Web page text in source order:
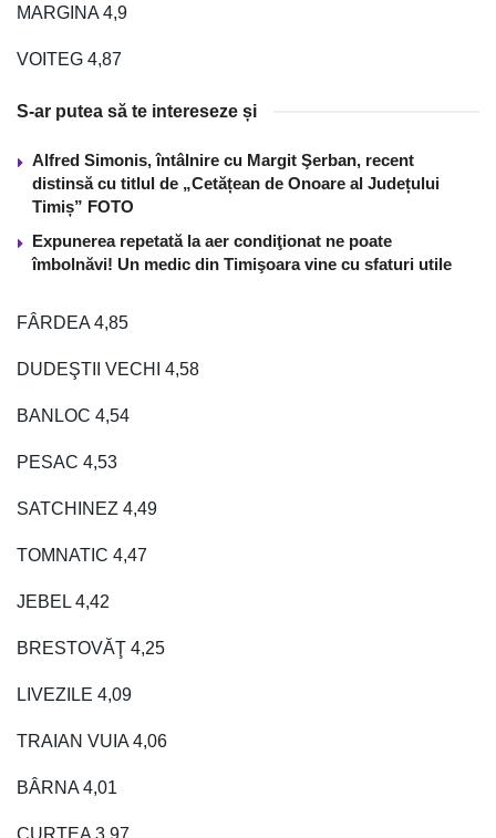
MARGINA 4,9
VOITEG 4,87
S-ar putea să te intereseze și
Alfred Simonis, întâlnire cu Margit Şerban, recent
distinsă cu titlul de „Cetățean de Onoare al Județului
Timiș” FOTO
Expunerea repetată la aer condiţionat ne poate
îmbolnăvi! Un medic din Timişoara vine cu sfaturi utile
FÂRDEA 4,85
DUDEŞTII VECHI 4,58
BANLOC 4,54
PESAC 4,53
SATCHINEZ 4,49
TOMNATIC 4,47
JEBEL 4,42
BRESTOVĂŢ 4,25
LIVEZILE 4,09
TRAIAN VUIA 4,06
BÂRNA 4,01
CURTEA 3,97